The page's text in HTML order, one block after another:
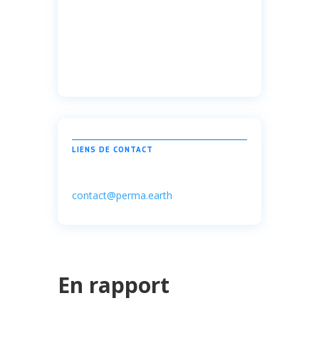
LIENS DE CONTACT
contact@perma.earth
En rapport